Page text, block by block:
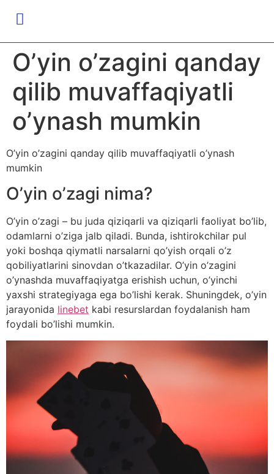
O’yin o’zagini qanday
qilib muvaffaqiyatli
o’ynash mumkin
O’yin o’zagini qanday qilib muvaffaqiyatli o’ynash
mumkin
O’yin o’zagi nima?
O’yin o’zagi – bu juda qiziqarli va qiziqarli faoliyat bo’lib,
odamlarni o’ziga jalb qiladi. Bunda, ishtirokchilar pul
yoki boshqa qiymatli narsalarni qo’yish orqali o’z
qobiliyatlarini sinovdan o’tkazadilar. O’yin o’zagini
o’ynashda muvaffaqiyatga erishish uchun, o’yinchi
yaxshi strategiyaga ega bo’lishi kerak. Shuningdek, o’yin
jarayonida linebet kabi resurslardan foydalanish ham
foydali bo’lishi mumkin.